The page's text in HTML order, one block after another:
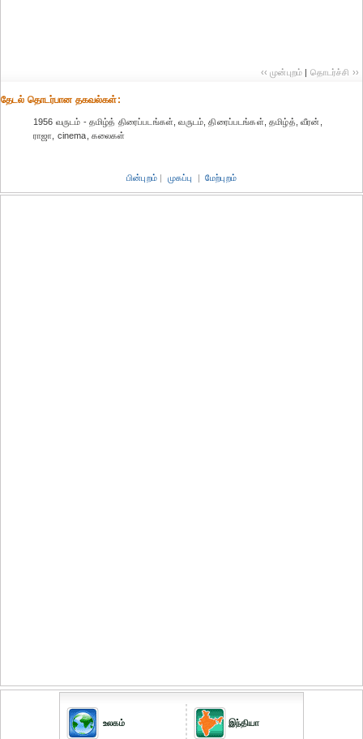
‹‹ முன்புறம் | தொடர்ச்சி ››
தேட‌ல் தொட‌ர்பான தகவ‌ல்க‌ள்:
1956 வருடம் - தமிழ்த் திரைப்படங்கள், வருடம், திரைப்படங்கள், தமிழ்த், வீரன்,
ராஜா, cinema, கலைகள்
பின்புறம் | முகப்பு | மேற்புறம்
உலகம் இந்தியா